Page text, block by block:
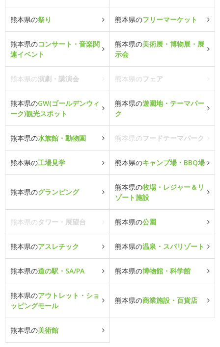
熊本県の祭り 熊本県のフリーマーケット
熊本県のコンサート・音楽関
連イベント
熊本県の美術展・博物展・展
示会
熊本県の演劇・講演会 熊本県のフェア
熊本県のGW(ゴールデンウィ
ーク)観光スポット
熊本県の遊園地・テーマパー
ク
熊本県の水族館・動物園 熊本県のフードテーマパーク
熊本県の工場見学 熊本県のキャンプ場・BBQ場
熊本県のグランピング
熊本県の牧場・レジャー＆リ
ゾート施設
熊本県のタワー・展望台 熊本県の公園
熊本県のアスレチック 熊本県の温泉・スパリゾート
熊本県の道の駅・SA/PA 熊本県の博物館・科学館
熊本県のアウトレット・ショ
ッピングモール
熊本県の商業施設・百貨店
熊本県の美術館